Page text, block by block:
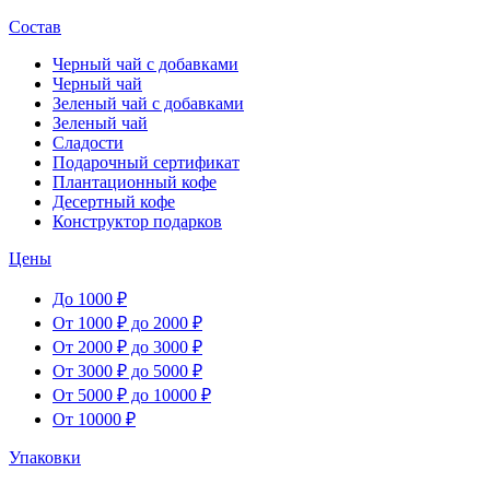
Состав
Черный чай с добавками
Черный чай
Зеленый чай с добавками
Зеленый чай
Сладости
Подарочный сертификат
Плантационный кофе
Десертный кофе
Конструктор подарков
Цены
До 1000 ₽
От 1000 ₽ до 2000 ₽
От 2000 ₽ до 3000 ₽
От 3000 ₽ до 5000 ₽
От 5000 ₽ до 10000 ₽
От 10000 ₽
Упаковки